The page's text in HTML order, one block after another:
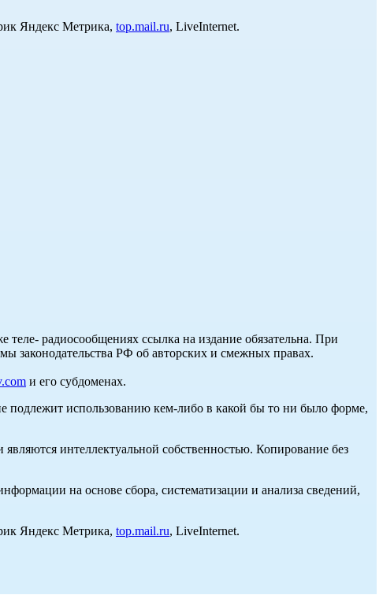
Яндекс Метрика, top.mail.ru, LiveInternet.
теле- радиосообщениях ссылка на издание обязательна. При
законодательства РФ об авторских и смежных правах.
и его субдоменах.
подлежит использованию кем-либо в какой бы то ни было форме,
интеллектуальной собственностью. Копирование без
на основе сбора, систематизации и анализа сведений,
Яндекс Метрика, top.mail.ru, LiveInternet.